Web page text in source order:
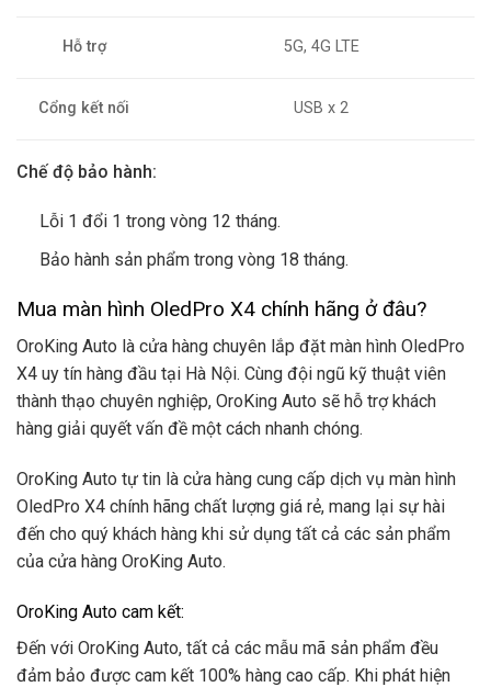
Hỗ trợ 5G, 4G LTE
Cổng kết nối USB x 2
Chế độ bảo hành:
Lỗi 1 đổi 1 trong vòng 12 tháng.
Bảo hành sản phẩm trong vòng 18 tháng.
Mua màn hình OledPro X4 chính hãng ở đâu?
OroKing Auto là cửa hàng chuyên lắp đặt màn hình OledPro
X4 uy tín hàng đầu tại Hà Nội. Cùng đội ngũ kỹ thuật viên
thành thạo chuyên nghiệp, OroKing Auto sẽ hỗ trợ khách
hàng giải quyết vấn đề một cách nhanh chóng.
OroKing Auto tự tin là cửa hàng cung cấp dịch vụ màn hình
OledPro X4 chính hãng chất lượng giá rẻ, mang lại sự hài
đến cho quý khách hàng khi sử dụng tất cả các sản phẩm
của cửa hàng OroKing Auto.
OroKing Auto cam kết:
Đến với OroKing Auto, tất cả các mẫu mã sản phẩm đều
đảm bảo được cam kết 100% hàng cao cấp. Khi phát hiện